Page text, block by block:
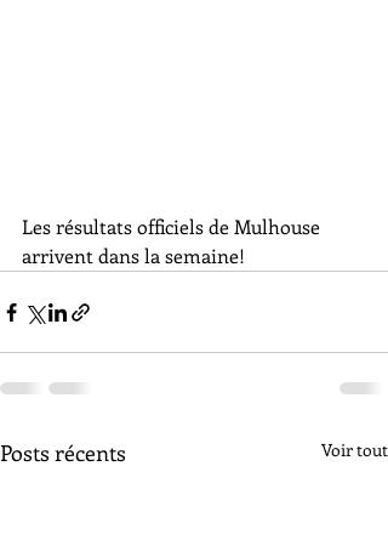
Les résultats officiels de Mulhouse
arrivent dans la semaine!
Posts récents Voir tout